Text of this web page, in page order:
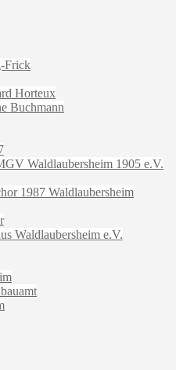
Frick
Horteux
Buchmann
Waldlaubersheim 1905 e.V.
1987 Waldlaubersheim
Waldlaubersheim e.V.